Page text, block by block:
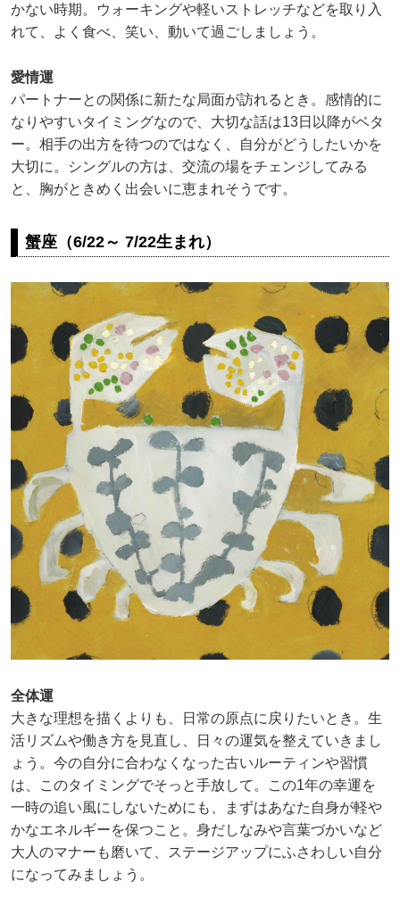
かない時期。ウォーキングや軽いストレッチなどを取り入
れて、よく食べ、笑い、動いて過ごしましょう。
愛情運
パートナーとの関係に新たな局面が訪れるとき。感情的に
なりやすいタイミングなので、大切な話は13日以降がベタ
ー。相手の出方を待つのではなく、自分がどうしたいかを
大切に。シングルの方は、交流の場をチェンジしてみる
と、胸がときめく出会いに恵まれそうです。
蟹座（6/22～ 7/22生まれ）
全体運
大きな理想を描くよりも、日常の原点に戻りたいとき。生
活リズムや働き方を見直し、日々の運気を整えていきまし
ょう。今の自分に合わなくなった古いルーティンや習慣
は、このタイミングでそっと手放して。この1年の幸運を
一時の追い風にしないためにも、まずはあなた自身が軽や
かなエネルギーを保つこと。身だしなみや言葉づかいなど
大人のマナーも磨いて、ステージアップにふさわしい自分
になってみましょう。